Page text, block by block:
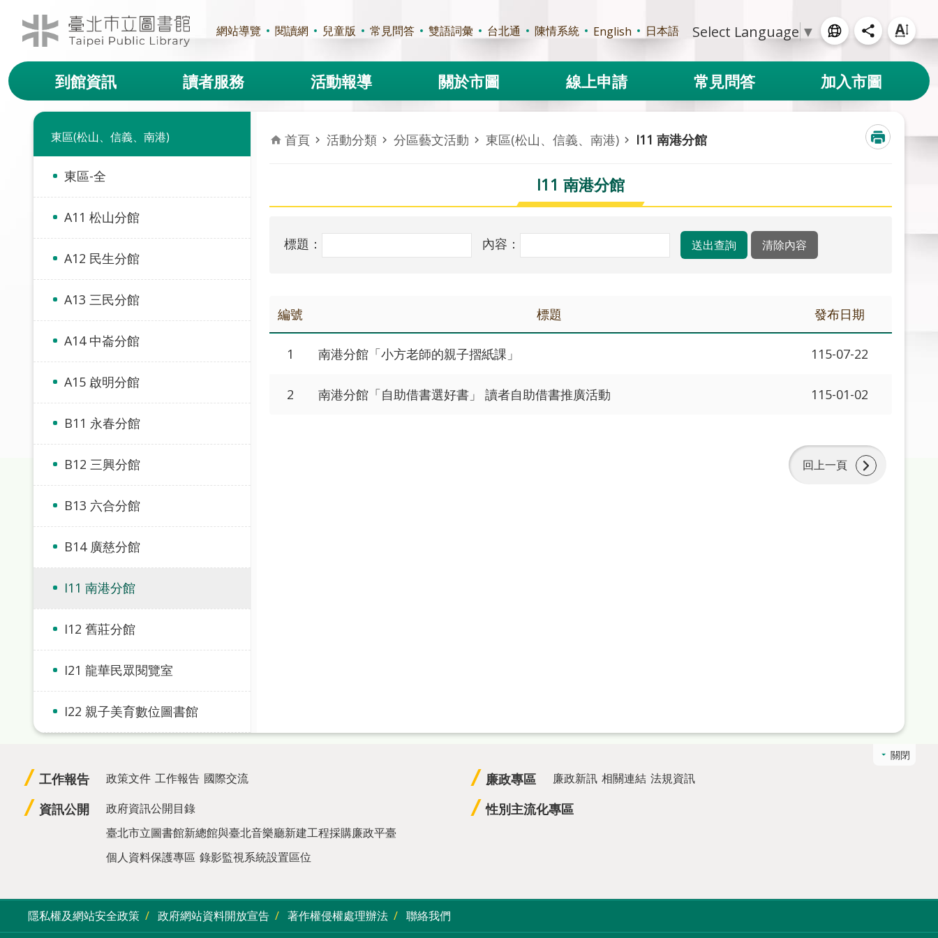
跳到主要內容區塊
網站導覽 閱讀網 兒童版 常見問答 雙語詞彙 台北通 陳情系統 English 日本語 Select Language ▼
到館資訊 讀者服務 活動報導 關於市圖 線上申請 常見問答 加入市圖
東區(松山、信義、南港)
東區-全
A11 松山分館
A12 民生分館
A13 三民分館
A14 中崙分館
A15 啟明分館
B11 永春分館
B12 三興分館
B13 六合分館
B14 廣慈分館
I11 南港分館
I12 舊莊分館
I21 龍華民眾閱覽室
I22 親子美育數位圖書館
首頁 活動分類 分區藝文活動 東區(松山、信義、南港) I11 南港分館
I11 南港分館
標題： 內容：
編號 標題 發布日期
1 南港分館「小方老師的親子摺紙課」 115-07-22
2 南港分館「自助借書選好書」 讀者自助借書推廣活動 115-01-02
回上一頁
關閉
工作報告 政策文件 工作報告 國際交流
資訊公開
政府資訊公開目錄
臺北市立圖書館新總館與臺北音樂廳新建工程採購廉政平臺
個人資料保護專區 錄影監視系統設置區位
廉政專區 廉政新訊 相關連結 法規資訊
性別主流化專區
隱私權及網站安全政策 政府網站資料開放宣告 著作權侵權處理辦法 聯絡我們